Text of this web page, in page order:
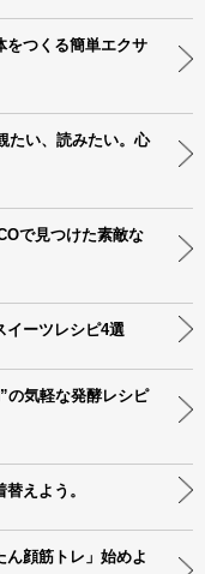
つくる簡単エクサ
たい、読みたい。心
で見つけた素敵な
ーツレシピ4選
の気軽な発酵レシピ
えよう。
顔筋トレ」始めよ